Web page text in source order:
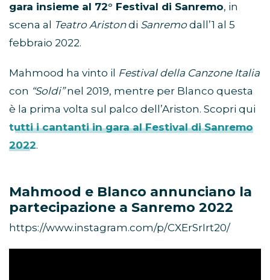
gara insieme al 72° Festival di Sanremo, in
scena al
Teatro Aristondi Sanremodall’1 al 5
febbraio 2022.
Mahmood ha vinto il Festival della Canzone Italia
con “Soldi”nel 2019, mentre per Blanco questa
è la prima volta sul palco dell’Ariston. Scopri qui
tutti i cantanti in gara al Festival di Sanremo
2022.
Mahmood e Blanco annunciano la
partecipazione a Sanremo 2022
https://www.instagram.com/p/CXErSrIrt20/